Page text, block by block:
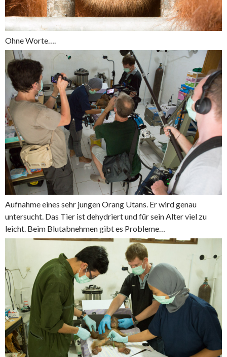
Ohne Worte….
Aufnahme eines sehr jungen Orang Utans. Er wird genau
untersucht. Das Tier ist dehydriert und für sein Alter viel zu
leicht. Beim Blutabnehmen gibt es Probleme…